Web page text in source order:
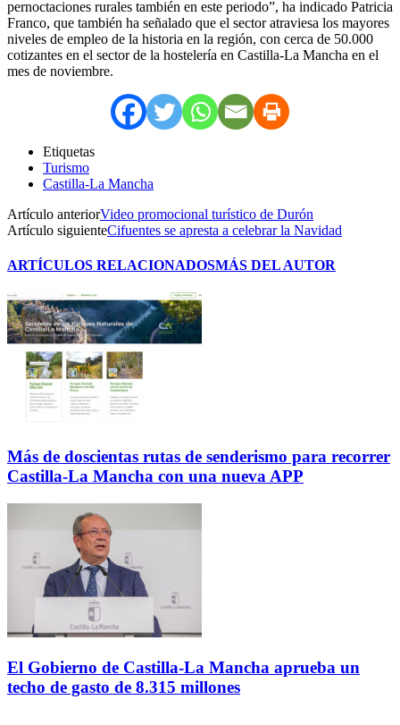
pernoctaciones rurales también en este periodo”, ha indicado Patricia
Franco, que también ha señalado que el sector atraviesa los mayores
niveles de empleo de la historia en la región, con cerca de 50.000
cotizantes en el sector de la hostelería en Castilla-La Mancha en el
mes de noviembre.
Etiquetas
Turismo
Castilla-La Mancha
Artículo anteriorVideo promocional turístico de Durón
Artículo siguienteCifuentes se apresta a celebrar la Navidad
ARTÍCULOS RELACIONADOSMÁS DEL AUTOR
Más de doscientas rutas de senderismo para recorrer
Castilla-La Mancha con una nueva APP
El Gobierno de Castilla-La Mancha aprueba un
techo de gasto de 8.315 millones